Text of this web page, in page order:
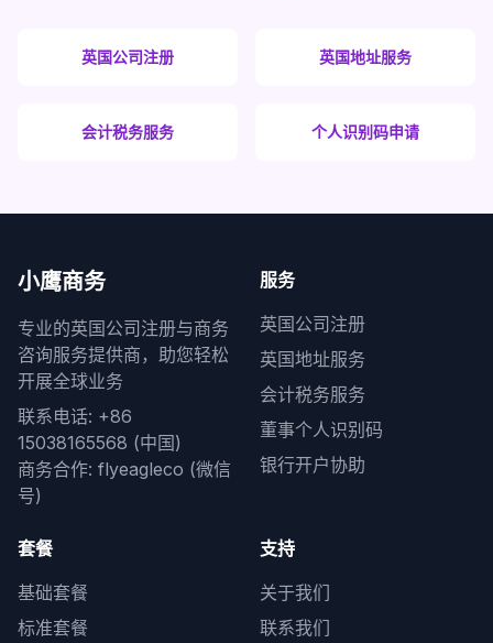
英国公司注册 英国地址服务
会计税务服务 个人识别码申请
小鹰商务
专业的英国公司注册与商务
咨询服务提供商，助您轻松
开展全球业务
联系电话: +86
15038165568 (中国)
商务合作: flyeagleco (微信
号)
服务
英国公司注册
英国地址服务
会计税务服务
董事个人识别码
银行开户协助
套餐
基础套餐
标准套餐
支持
关于我们
联系我们